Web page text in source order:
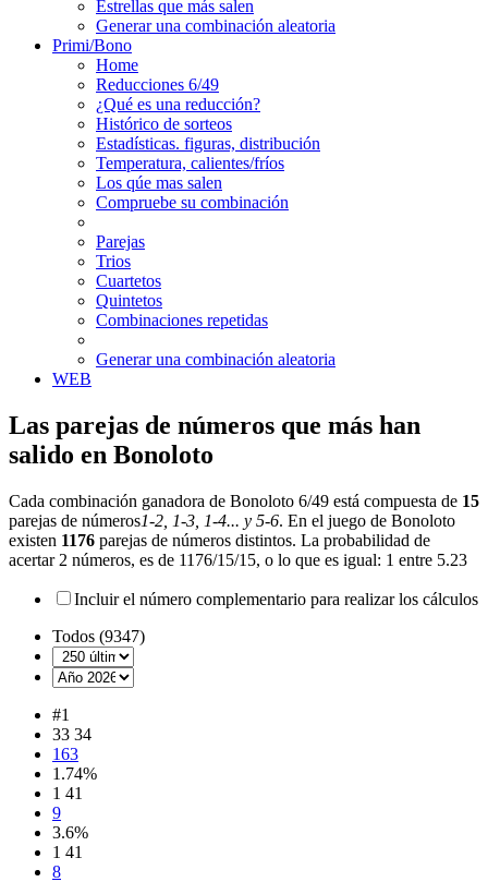
Estrellas que más salen
Generar una combinación aleatoria
Primi/Bono
Home
Reducciones 6/49
¿Qué es una reducción?
Histórico de sorteos
Estadísticas. figuras, distribución
Temperatura, calientes/fríos
Los qúe mas salen
Compruebe su combinación
Parejas
Trios
Cuartetos
Quintetos
Combinaciones repetidas
Generar una combinación aleatoria
WEB
Las parejas de números que más han
salido en Bonoloto
Cada combinación ganadora de Bonoloto 6/49 está compuesta de 15
parejas de números1-2, 1-3, 1-4... y 5-6. En el juego de Bonoloto
existen 1176 parejas de números distintos. La probabilidad de
acertar 2 números, es de 1176/15/15, o lo que es igual: 1 entre 5.23
Incluir el número complementario para realizar los cálculos
Todos (9347)
#1
33 34
163
1.74%
1 41
9
3.6%
1 41
8